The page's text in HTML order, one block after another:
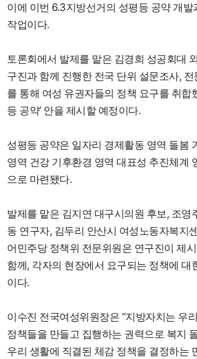
이에 이번 6.3지방선거의 성평등 공약 개
작업이다.
토론회에서 발제를 맡은 김경희 성공회대
구진과 함께 진행한 전국 단위 설문조사,
를 통해 여성 유권자들의 정책 요구를 취합
등 공약’ 안을 제시할 예정이다.
성평등 공약은 일자리 경제활동 영역 돌봄
영역 건강 기후환경 영역 대표성 추진체계
으로 마련됐다.
발제를 맡은 김지연 대구시의원 후보, 조영
동 연구자, 김두리 안산시 여성노동자복지
어민주당 정책위 전문위원은 연구진이 제
함께, 각자의 현장에서 요구되는 정책에 대
이다.
이수진 전국여성위원장은 “지방자치는 우
정책들을 만들고 집행하는 권력으로 복지
우리 생활에 직결된 체감 정책을 결정하는